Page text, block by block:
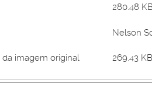
280.48
Nelson
imagem original 269.43